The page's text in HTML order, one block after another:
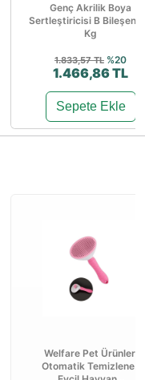
Genç Akrilik Boya
Sertleştiricisi B Bileşen
Kg
1.833,57 TL %20
1.466,86 TL
Sepete Ekle
Welfare Pet Ürünleri
Otomatik Temizlenen